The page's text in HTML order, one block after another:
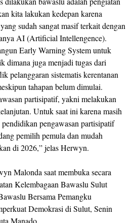
kita lakukan kedepan karena
sudah sangat masif terkait dengan
AI (Artificial Intellengence).
Early Warning System untuk
dimana juga menjadi tugas dari
pelanggaran sistematis kerentanan
tahapan belum dimulai.
partisipatif, yakni melakukan
Untuk saat ini karena masih
pengawasan partisipatif
pemilih pemula dan mudah
di 2026,” jelas Herwyn.
Malonda saat membuka secara
Kelembagaan Bawaslu Sulut
Bersama Pemangku
Demokrasi di Sulut, Senin
Manado.